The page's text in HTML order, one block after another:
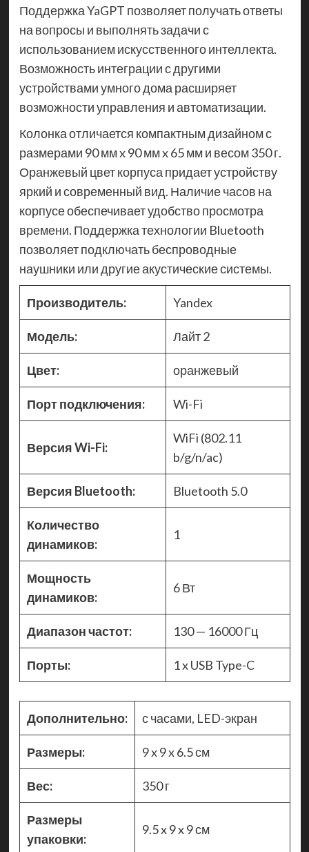
Поддержка YaGPT позволяет получать ответы
на вопросы и выполнять задачи с
использованием искусственного интеллекта.
Возможность интеграции с другими
устройствами умного дома расширяет
возможности управления и автоматизации.
Колонка отличается компактным дизайном с
размерами 90 мм x 90 мм x 65 мм и весом 350 г.
Оранжевый цвет корпуса придает устройству
яркий и современный вид. Наличие часов на
корпусе обеспечивает удобство просмотра
времени. Поддержка технологии Bluetooth
позволяет подключать беспроводные
наушники или другие акустические системы.
Производитель: Yandex
Модель: Лайт 2
Цвет: оранжевый
Порт подключения: Wi-Fi
Версия Wi-Fi:
WiFi (802.11
b/g/n/ac)
Версия Bluetooth: Bluetooth 5.0
Количество
динамиков:
1
Мощность
динамиков:
6 Вт
Диапазон частот: 130 — 16000 Гц
Порты: 1 x USB Type-C
Дополнительно: с часами, LED-экран
Размеры: 9 x 9 x 6.5 см
Вес: 350 г
Размеры
упаковки:
9.5 x 9 x 9 см